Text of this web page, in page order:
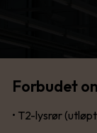
Forbudet
• T2-lysrør